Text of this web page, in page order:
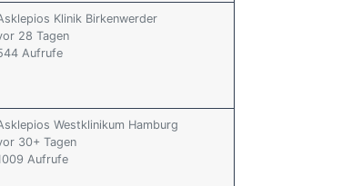
Klinik Birkenwerder
28 Tagen
Aufrufe
Westklinikum Hamburg
30+ Tagen
Aufrufe